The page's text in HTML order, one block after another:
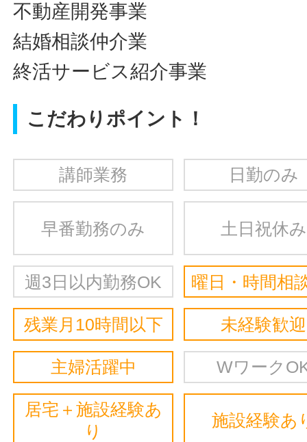
不動産開発事業
結婚相談仲介業
終活サービス紹介事業
こだわりポイント！
講師業務 日勤のみ
早番勤務のみ 土日祝休み
週3日以内勤務OK 曜日・時間相
残業月10時間以下 未経験歓迎
主婦活躍中 Wワーク
居宅＋施設経験あ
り
施設経験あ